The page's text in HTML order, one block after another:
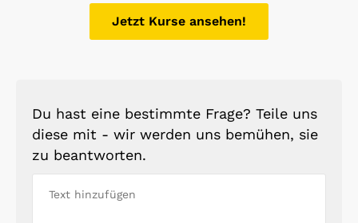
Jetzt Kurse ansehen!
Du hast eine bestimmte Frage? Teile uns
diese mit - wir werden uns bemühen, sie
zu beantworten.